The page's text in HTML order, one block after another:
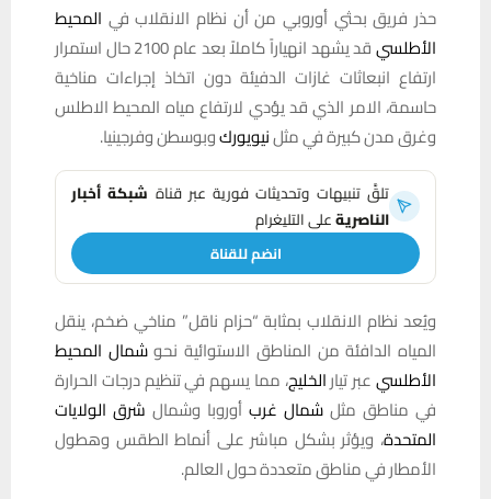
حذر فريق بحثي أوروبي من أن نظام الانقلاب في المحيط
الأطلسي
قد يشهد انهياراً كاملاً بعد عام 2100 حال استمرار
ارتفاع انبعاثات غازات الدفيئة دون اتخاذ إجراءات مناخية
حاسمة، الامر الذي قد يؤدي لارتفاع مياه المحيط الاطلس
وغرق مدن كبيرة في مثلنيويوركوبوسطن وفرجينيا.
تلقَّ تنبيهات وتحديثات فورية عبر قناة شبكة أخبار
الناصريةعلى التليغرام
انضم للقناة
ويُعد نظام الانقلاب بمثابة “حزام ناقل” مناخي ضخم، ينقل
المياه الدافئة من المناطق الاستوائية نحوشمال المحيط
الأطلسيعبر تيارالخليج، مما يسهم في تنظيم درجات الحرارة
في مناطق مثل شمال غرب أوروبا وشمال شرق الولايات
المتحدة، ويؤثر بشكل مباشر على أنماط الطقس وهطول
الأمطار في مناطق متعددة حول العالم.